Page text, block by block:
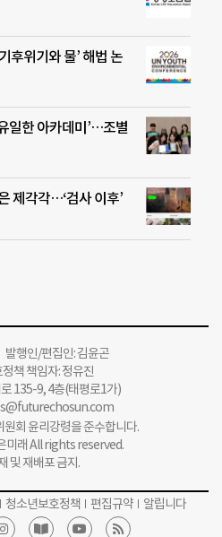
후위기와 물’ 해법 논
일한 아카데미’…조별
제각각…‘검사 이후’
행인/편집인: 김윤곤
책 책임자: 정유진
135-9, 4층(태평로1가)
회 윤리강령을 준수합니다.
미래 All rights reserved.
및 재배포 금지.
청소년보호정책 편집규약 알립니다